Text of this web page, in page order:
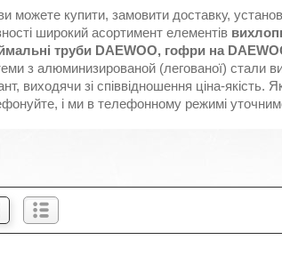
можете купити, замовити доставку,
широкий асортимент елементів
труби DAEWOO, гофри на
з алюминизированой (легованої) стали
виходячи зі співвідношення ціна-
і ми в телефонному режимі